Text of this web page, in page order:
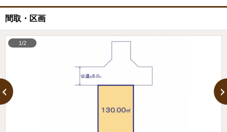
間取・区画
1/2